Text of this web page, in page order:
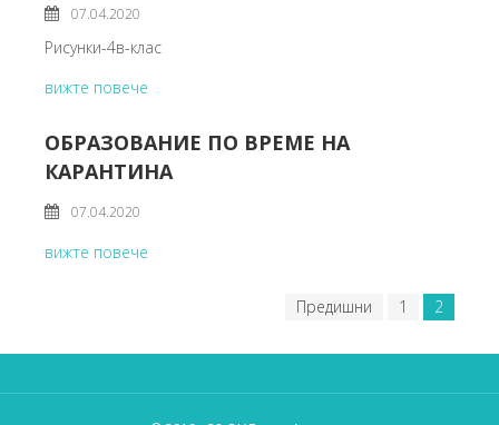
07.04.2020
Рисунки-4в-клас
вижте повече
ОБРАЗОВАНИЕ ПО ВРЕМЕ НА
КАРАНТИНА
07.04.2020
вижте повече
Предишни 1 2